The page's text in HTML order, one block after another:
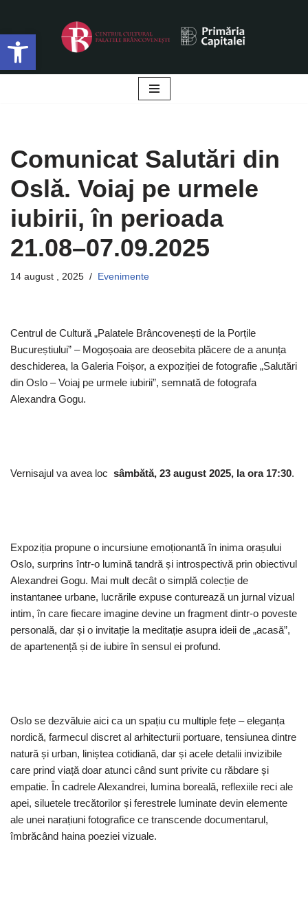
Deschide bara de unelte
Sari
la
conținut
Comunicat Salutări din
Oslă. Voiaj pe urmele
iubirii, în perioada
21.08–07.09.2025
14 august , 2025 Evenimente
Centrul de Cultură „Palatele Brâncovenești de la Porțile
Bucureștiului” – Mogoșoaia are deosebita plăcere de a anunța
deschiderea, la Galeria Foișor, a expoziției de fotografie „Salutări
din Oslo – Voiaj pe urmele iubirii”, semnată de fotografa
Alexandra Gogu.
Vernisajul va avea loc sâmbătă, 23 august 2025, la ora 17:30.
Expoziția propune o incursiune emoționantă în inima orașului
Oslo, surprins într-o lumină tandră și introspectivă prin obiectivul
Alexandrei Gogu. Mai mult decât o simplă colecție de
instantanee urbane, lucrările expuse conturează un jurnal vizual
intim, în care fiecare imagine devine un fragment dintr-o poveste
personală, dar și o invitație la meditație asupra ideii de „acasă”,
de apartenență și de iubire în sensul ei profund.
Oslo se dezvăluie aici ca un spațiu cu multiple fețe – eleganța
nordică, farmecul discret al arhitecturii portuare, tensiunea dintre
natură și urban, liniștea cotidiană, dar și acele detalii invizibile
care prind viață doar atunci când sunt privite cu răbdare și
empatie. În cadrele Alexandrei, lumina boreală, reflexiile reci ale
apei, siluetele trecătorilor și ferestrele luminate devin elemente
ale unei narațiuni fotografice ce transcende documentarul,
îmbrăcând haina poeziei vizuale.